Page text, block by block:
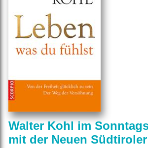
Walter Kohl im
mit der Neuen Südtiroler